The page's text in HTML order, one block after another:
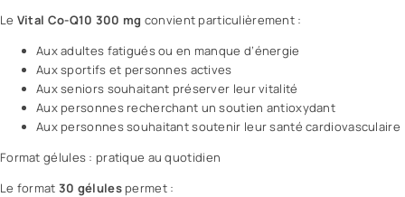
Le Vital Co-Q10 300 mg convient particulièrement :
Aux adultes fatigués ou en manque d’énergie
Aux sportifs et personnes actives
Aux seniors souhaitant préserver leur vitalité
Aux personnes recherchant un soutien antioxydant
Aux personnes souhaitant soutenir leur santé cardiovasculaire
Format gélules : pratique au quotidien
Le format 30 gélulespermet :